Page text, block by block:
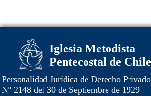
Iglesia Metodista
Pentecostal de Chile
Personalidad Jurídica de Derecho Privado
Nº 2148 del 30 de Septiembre de 1929